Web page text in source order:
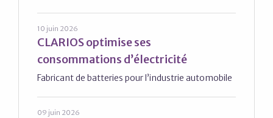
10 juin 2026
CLARIOS optimise ses
consommations d’électricité
Fabricant de batteries pour l’industrie automobile
09 juin 2026